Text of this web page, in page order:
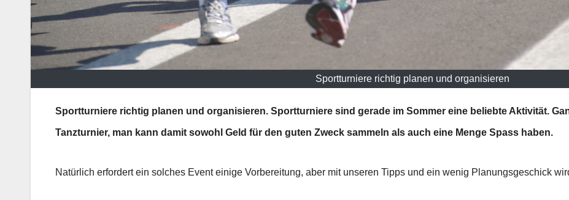
Sportturniere richtig planen und organisieren
Sportturniere richtig planen und organisieren. Sportturniere sind gerade im Sommer eine beliebte Aktivität.
Tanzturnier, man kann damit sowohl Geld für den guten Zweck sammeln als auch eine Menge Spass haben.
Natürlich erfordert ein solches Event einige Vorbereitung, aber mit unseren Tipps und ein wenig Planungsgeschick